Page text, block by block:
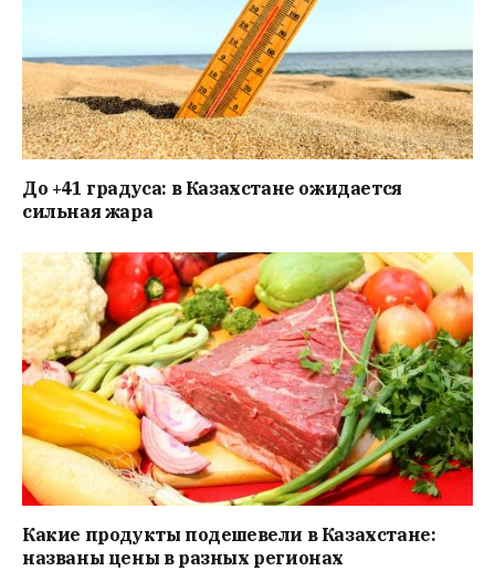
До +41 градуса: в Казахстане ожидается
сильная жара
Какие продукты подешевели в Казахстане:
названы цены в разных регионах